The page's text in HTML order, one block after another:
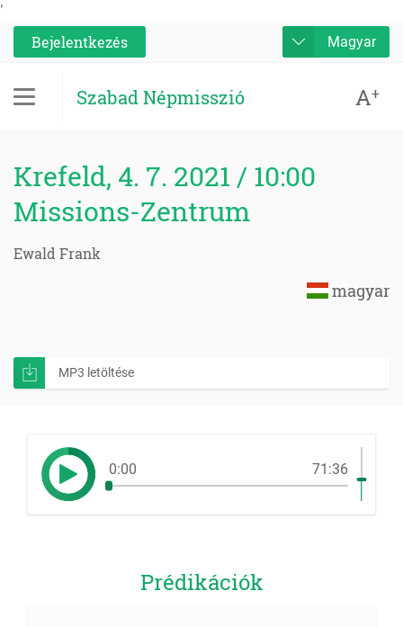
'
Bejelentkezés
Magyar
Szabad Népmisszió A+
Krefeld, 4. 7. 2021 / 10:00
Missions-Zentrum
Ewald Frank
magyar
MP3 letöltése
0:00 71:36
Prédikációk